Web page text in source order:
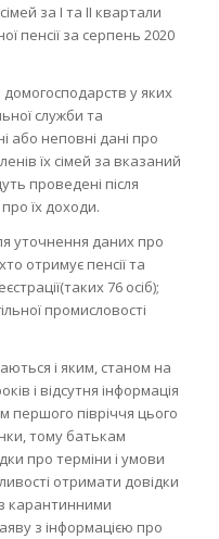
за І та ІІ квартали
пенсії за серпень 2020
у яких
служби та
або неповні дані про
їх сімей за вказаний
проведені після
їх доходи.
уточнення даних про
отримує пенсії та
76 осіб);
промисловості
і яким, станом на
і відсутня інформація
першого півріччя цього
тому батькам
про терміни і умови
отримати довідки
карантинними
з інформацією про